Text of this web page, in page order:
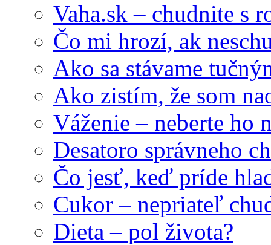
Vaha.sk – chudnite s
Čo mi hrozí, ak
Ako sa stávame
Ako zistím, že som
Váženie – neberte ho
Desatoro správneho
Čo jesť, keď príde
Cukor – nepriateľ
Dieta – pol života?